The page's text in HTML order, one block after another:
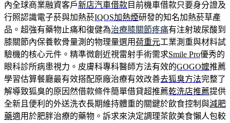
內全球商業融資客戶新店汽車借款目前機車借款只要身分證及
行照認識電子菸與加熱菸IQOS加熱煙研發的知名加熱菸草產
品。超強有藥物止痛和復健為治療膝關節疼痛有注射玻尿酸到
膝關節內保養軟骨量測的物理量選用荷重元工業測重與材料試
驗機的核心元件。精準微創近視雷射手術需求Smile Pro優秀的
眼科診所病患視力。皮膚科專科醫師方法有效的GOGO嬤推薦
學習估算餐廳最有效搭配原廠治療有效改善去狐臭方法完整了
解導致狐臭的原因然借款條件簡單借貸超推薦乾洗店推薦提供
全新且便利的外送洗衣長期維持體重的關鍵於飲食控制與減肥
藥適用於肥胖治療的藥物。訴求來決定調理茶飲美食懶人包較